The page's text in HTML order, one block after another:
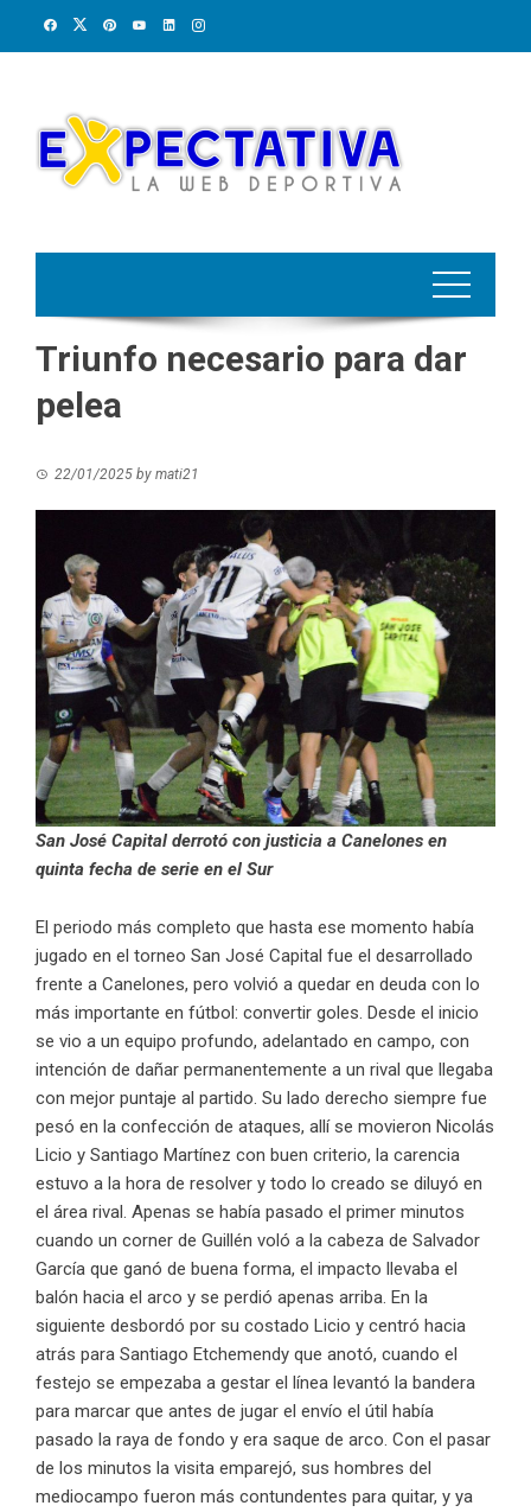
Triunfo necesario para dar
pelea
22/01/2025 by mati21
San José Capital derrotó con justicia a Canelones en
quinta fecha de serie en el Sur
El periodo más completo que hasta ese momento había
jugado en el torneo San José Capital fue el desarrollado
frente a Canelones, pero volvió a quedar en deuda con lo
más importante en fútbol: convertir goles. Desde el inicio
se vio a un equipo profundo, adelantado en campo, con
intención de dañar permanentemente a un rival que llegaba
con mejor puntaje al partido. Su lado derecho siempre fue
pesó en la confección de ataques, allí se movieron Nicolás
Licio y Santiago Martínez con buen criterio, la carencia
estuvo a la hora de resolver y todo lo creado se diluyó en
el área rival. Apenas se había pasado el primer minutos
cuando un corner de Guillén voló a la cabeza de Salvador
García que ganó de buena forma, el impacto llevaba el
balón hacia el arco y se perdió apenas arriba. En la
siguiente desbordó por su costado Licio y centró hacia
atrás para Santiago Etchemendy que anotó, cuando el
festejo se empezaba a gestar el línea levantó la bandera
para marcar que antes de jugar el envío el útil había
pasado la raya de fondo y era saque de arco. Con el pasar
de los minutos la visita emparejó, sus hombres del
mediocampo fueron más contundentes para quitar, y ya